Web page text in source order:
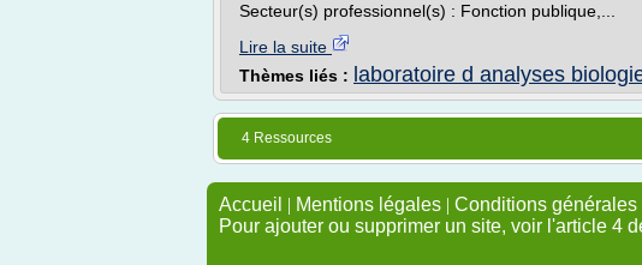
Secteur(s) professionnel(s) : Fonction publique,...
Lire la suite
Thèmes liés : laboratoire d analyses
4 Ressources
Accueil | Mentions légales | Conditions générales
Pour ajouter ou supprimer un site, voir l'article 4